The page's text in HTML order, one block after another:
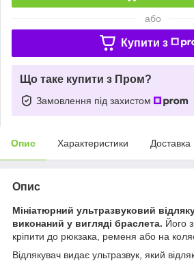
або
Купити з
Що таке купити з Пром?
Замовлення під захистом
Опис Характеристики Доставка
Опис
Мініатюрний ультразвуковий
виконаний у вигляді браслета. Його
кріпити до рюкзака, ременя або на
Відлякувач видає ультразвук, який